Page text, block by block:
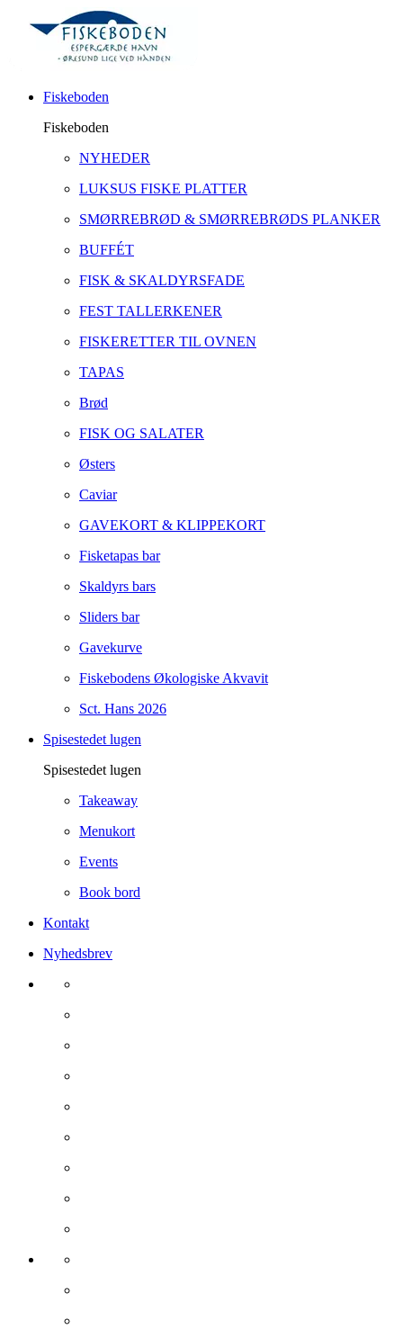
Fiskeboden
Fiskeboden
NYHEDER
LUKSUS FISKE PLATTER
SMØRREBRØD & SMØRREBRØDS PLANKER
BUFFÉT
FISK & SKALDYRSFADE
FEST TALLERKENER
FISKERETTER TIL OVNEN
TAPAS
Brød
FISK OG SALATER
Østers
Caviar
GAVEKORT & KLIPPEKORT
Fisketapas bar
Skaldyrs bars
Sliders bar
Gavekurve
Fiskebodens Økologiske Akvavit
Sct. Hans 2026
Spisestedet lugen
Spisestedet lugen
Takeaway
Menukort
Events
Book bord
Kontakt
Nyhedsbrev